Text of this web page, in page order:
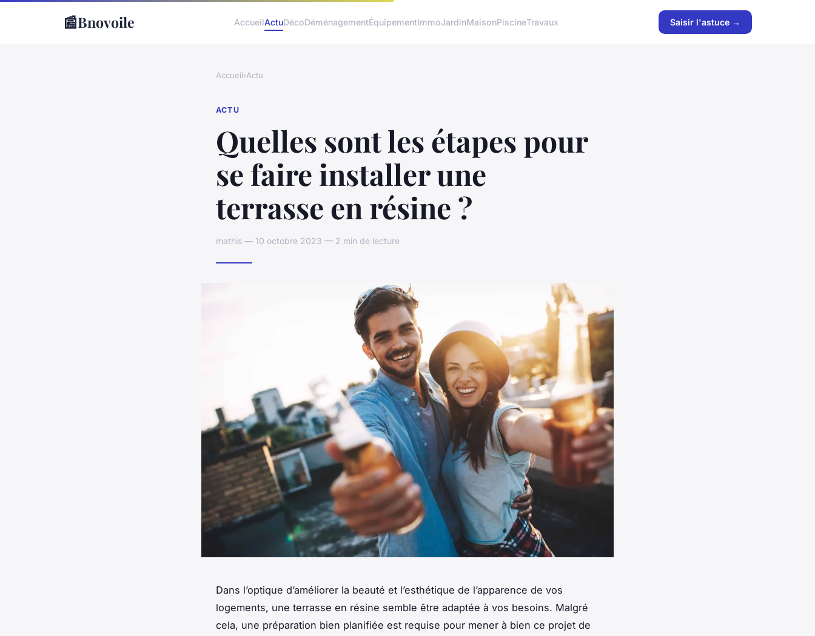
📰Bnovoile AccueilActuDécoDéménagementÉquipementImmoJardinMaisonPiscineTravaux Saisir l'astuce →
Accueil›Actu
ACTU
Quelles sont les étapes pour
se faire installer une
terrasse en résine ?
mathis — 10 octobre 2023 — 2 min de lecture
Dans l’optique d’améliorer la beauté et l’esthétique de l’apparence de vos
logements, une terrasse en résine semble être adaptée à vos besoins. Malgré
cela, une préparation bien planifiée est requise pour mener à bien ce projet de